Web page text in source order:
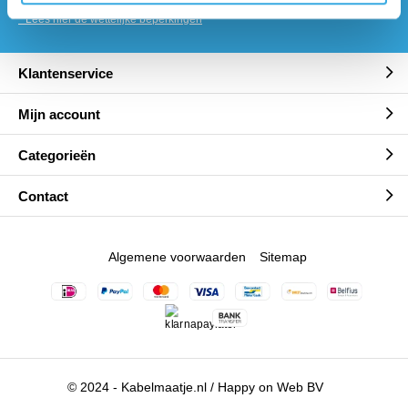
* Lees hier de wettelijke beperkingen
Klantenservice
Mijn account
Categorieën
Contact
© 2024 - Kabelmaatje.nl / Happy on Web BV
Algemene voorwaarden Sitemap